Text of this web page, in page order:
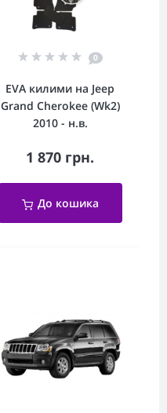
0
EVA килими на Jeep
Grand Cherokee (Wk2)
2010 - н.в.
1 870 грн.
До кошика